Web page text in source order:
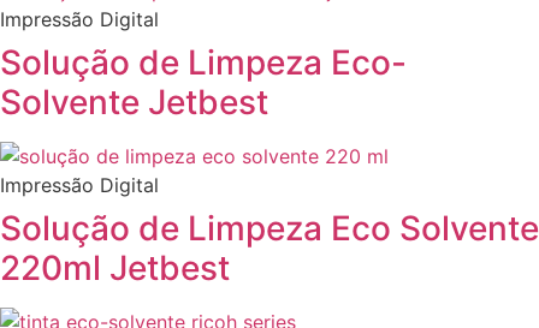
Impressão Digital
Solução de Limpeza Eco-
Solvente Jetbest
Impressão Digital
Solução de Limpeza Eco Solvente
220ml Jetbest